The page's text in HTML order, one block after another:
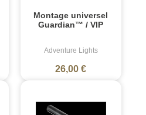
Montage universel
Guardian™ / VIP
Adventure Lights
26,00 €